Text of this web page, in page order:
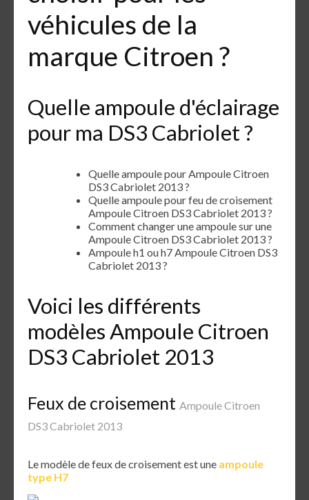
véhicules de la
marque Citroen ?
Quelle ampoule d'éclairage
pour ma DS3 Cabriolet ?
Quelle ampoule pour Ampoule Citroen
DS3 Cabriolet 2013 ?
Quelle ampoule pour feu de croisement
Ampoule Citroen DS3 Cabriolet 2013 ?
Comment changer une ampoule sur une
Ampoule Citroen DS3 Cabriolet 2013 ?
Ampoule h1 ou h7 Ampoule Citroen DS3
Cabriolet 2013 ?
Voici les différents
modèles Ampoule Citroen
DS3 Cabriolet 2013
Feux de croisement Ampoule Citroen
DS3 Cabriolet 2013
Le modèle de feux de croisement est une ampoule
type H7